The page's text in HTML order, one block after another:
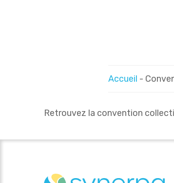
Accueil -
Retrouvez la convention